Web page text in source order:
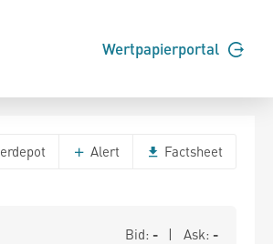
Wertpapierportal
Alert Factsheet
Bid: - | Ask: -